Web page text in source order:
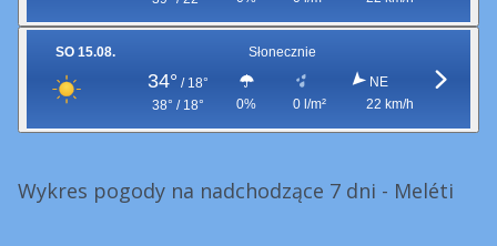
SO 15.08. Słonecznie
34° / 18°
38° / 18°
0% 0 l/m²
NE
22 km/h
Wykres pogody na nadchodzące 7 dni - Meléti